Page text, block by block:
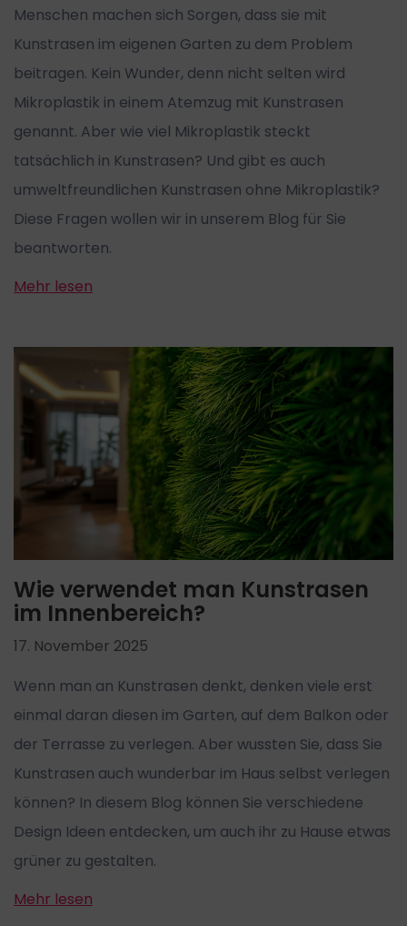
Menschen machen sich Sorgen, dass sie mit
Kunstrasen im eigenen Garten zu dem Problem
beitragen. Kein Wunder, denn nicht selten wird
Mikroplastik in einem Atemzug mit Kunstrasen
genannt. Aber wie viel Mikroplastik steckt
tatsächlich in Kunstrasen? Und gibt es auch
umweltfreundlichen Kunstrasen ohne Mikroplastik?
Diese Fragen wollen wir in unserem Blog für Sie
beantworten.
Mehr lesen
Wie verwendet man Kunstrasen
im Innenbereich?
17. November 2025
Wenn man an Kunstrasen denkt, denken viele erst
einmal daran diesen im Garten, auf dem Balkon oder
der Terrasse zu verlegen. Aber wussten Sie, dass Sie
Kunstrasen auch wunderbar im Haus selbst verlegen
können? In diesem Blog können Sie verschiedene
Design Ideen entdecken, um auch ihr zu Hause etwas
grüner zu gestalten.
Mehr lesen